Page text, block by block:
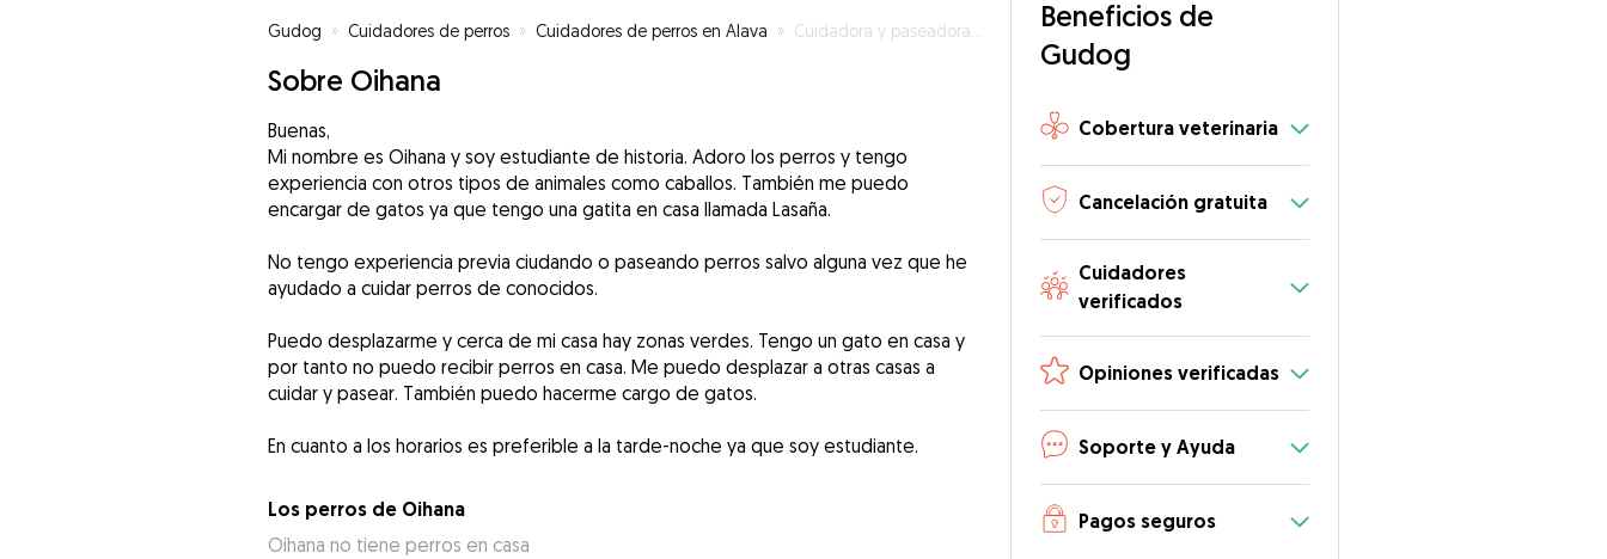
Gudog » Cuidadores de perros » Cuidadores de perros en Alava » Cuidadora y paseadora de Perros
Sobre Oihana
Buenas,
Mi nombre es Oihana y soy estudiante de historia. Adoro los perros y tengo
experiencia con otros tipos de animales como caballos. También me puedo
encargar de gatos ya que tengo una gatita en casa llamada Lasaña.
No tengo experiencia previa ciudando o paseando perros salvo alguna vez que he
ayudado a cuidar perros de conocidos.
Puedo desplazarme y cerca de mi casa hay zonas verdes. Tengo un gato en casa y
por tanto no puedo recibir perros en casa. Me puedo desplazar a otras casas a
cuidar y pasear. También puedo hacerme cargo de gatos.
En cuanto a los horarios es preferible a la tarde-noche ya que soy estudiante.
Los perros de Oihana
Oihana no tiene perros en casa
Beneficios de
Gudog
Cobertura veterinaria
Cancelación gratuita
Cuidadores
verificados
Opiniones verificadas
Soporte y Ayuda
Pagos seguros